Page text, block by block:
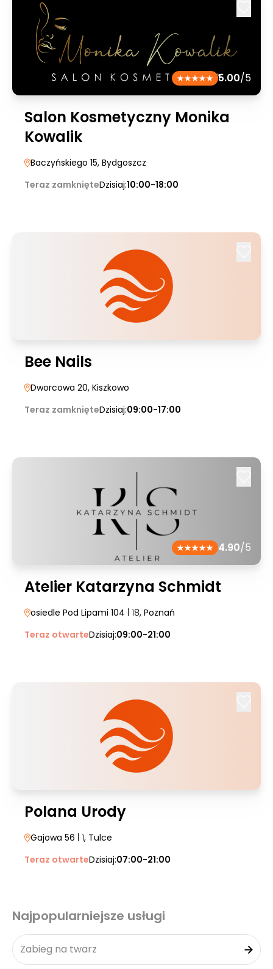
5.00/5
Salon Kosmetyczny Monika
Kowalik
Baczyńskiego 15, Bydgoszcz
Teraz zamknięteDzisiaj:10:00-18:00
Bee Nails
Dworcowa 20, Kiszkowo
Teraz zamknięteDzisiaj:09:00-17:00
4.90/5
Atelier Katarzyna Schmidt
osiedle Pod Lipami 104 | 18, Poznań
Teraz otwarteDzisiaj:09:00-21:00
Polana Urody
Gajowa 56 | 1, Tulce
Teraz otwarteDzisiaj:07:00-21:00
Najpopularniejsze usługi
Zabieg na twarz